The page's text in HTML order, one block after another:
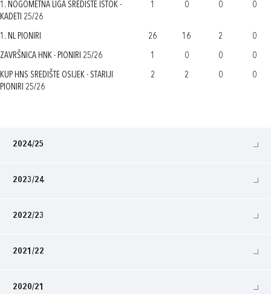
1. NOGOMETNA LIGA SREDIŠTE ISTOK -
KADETI 25/26
1 0 0 0
1. NL PIONIRI 26 16 2 0
ZAVRŠNICA HNK - PIONIRI 25/26 1 0 0 0
KUP HNS SREDIŠTE OSIJEK - STARIJI
PIONIRI 25/26
2 2 0 0
2024/25
2023/24
2022/23
2021/22
2020/21